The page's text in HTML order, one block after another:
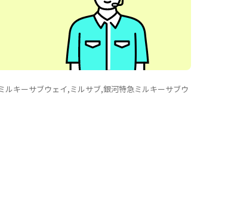
キーサブウェイ,ミルサブ,銀河特急ミルキーサブウ